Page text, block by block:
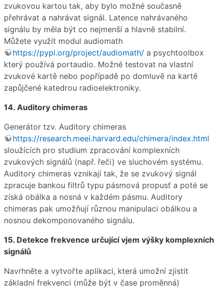
zvukovou kartou tak, aby bylo možné současně
přehrávat a nahrávat signál. Latence nahrávaného
signálu by měla být co nejmenší a hlavně stabilní.
Můžete využít modul audiomath
https://pypi.org/project/audiomath/ a psychtoolbox
který používá portaudio. Možné testovat na vlastní
zvukové kartě nebo popřípadě po domluvě na kartě
zapůjčené katedrou radioelektroniky.
14. Auditory chimeras
Generátor tzv. Auditory chimeras
https://research.meei.harvard.edu/chimera/index.html
sloužících pro studium zpracování komplexních
zvukových signálů (např. řeči) ve sluchovém systému.
Auditory chimeras vznikají tak, že se zvukový signál
zpracuje bankou filtrů typu pásmová propusť a poté se
získá obálka a nosná v každém pásmu. Auditory
chimeras pak umožňují různou manipulaci obálkou a
nosnou dekomponovaného signálu.
15. Detekce frekvence určující vjem výšky komplexních
signálů
Navrhněte a vytvořte aplikaci, která umožní zjistit
základní frekvenci (může být v čase proměnná)